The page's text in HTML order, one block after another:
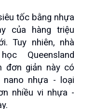
tốc bằng nhựa
của hàng triệu
Tuy nhiên, nhà
Queensland
đơn giản này có
nhựa - loại
nhiều vi nhựa -